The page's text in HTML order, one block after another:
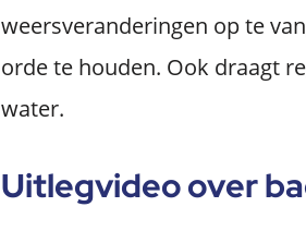
weersveranderingen op te
orde te houden. Ook draagt
water.
Uitlegvideo over